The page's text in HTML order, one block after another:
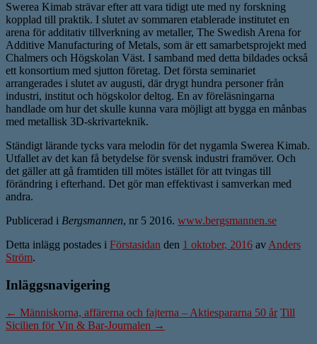
Swerea Kimab strävar efter att vara tidigt ute med ny forskning
kopplad till praktik. I slutet av sommaren etablerade institutet en
arena för additativ tillverkning av metaller, The Swedish Arena for
Additive Manufacturing of Metals, som är ett samarbetsprojekt med
Chalmers och Högskolan Väst. I samband med detta bildades också
ett konsortium med sjutton företag. Det första seminariet
arrangerades i slutet av augusti, där drygt hundra personer från
industri, institut och högskolor deltog. En av föreläsningarna
handlade om hur det skulle kunna vara möjligt att bygga en månbas
med metallisk 3D-skrivarteknik.
Ständigt lärande tycks vara melodin för det nygamla Swerea Kimab.
Utfallet av det kan få betydelse för svensk industri framöver. Och
det gäller att gå framtiden till mötes istället för att tvingas till
förändring i efterhand. Det gör man effektivast i samverkan med
andra.
Publicerad i Bergsmannen, nr 5 2016. www.bergsmannen.se
Detta inlägg postades i Förstasidan den 1 oktober, 2016 av Anders
Ström.
Inläggsnavigering
← Människorna, affärerna och fajterna – Aktiespararna 50 år Till
Sicilien för Vin & Bar-Journalen →